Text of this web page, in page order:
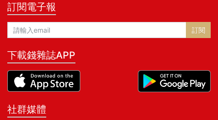
訂閱電子報
訂閱
下載錢雜誌APP
社群媒體